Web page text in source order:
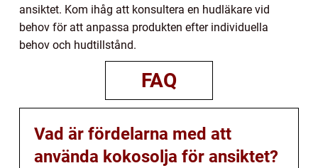
ansiktet. Kom ihåg att konsultera en hudläkare vid
behov för att anpassa produkten efter individuella
behov och hudtillstånd.
FAQ
Vad är fördelarna med att
använda kokosolja för ansiktet?